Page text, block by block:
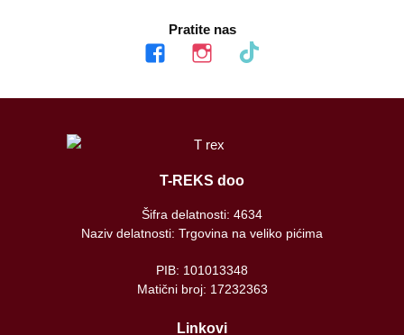
Pratite nas
facebook instagram tiktok
T-REKS doo
Šifra delatnosti: 4634
Naziv delatnosti: Trgovina na veliko pićima
PIB: 101013348
Matični broj: 17232363
Linkovi